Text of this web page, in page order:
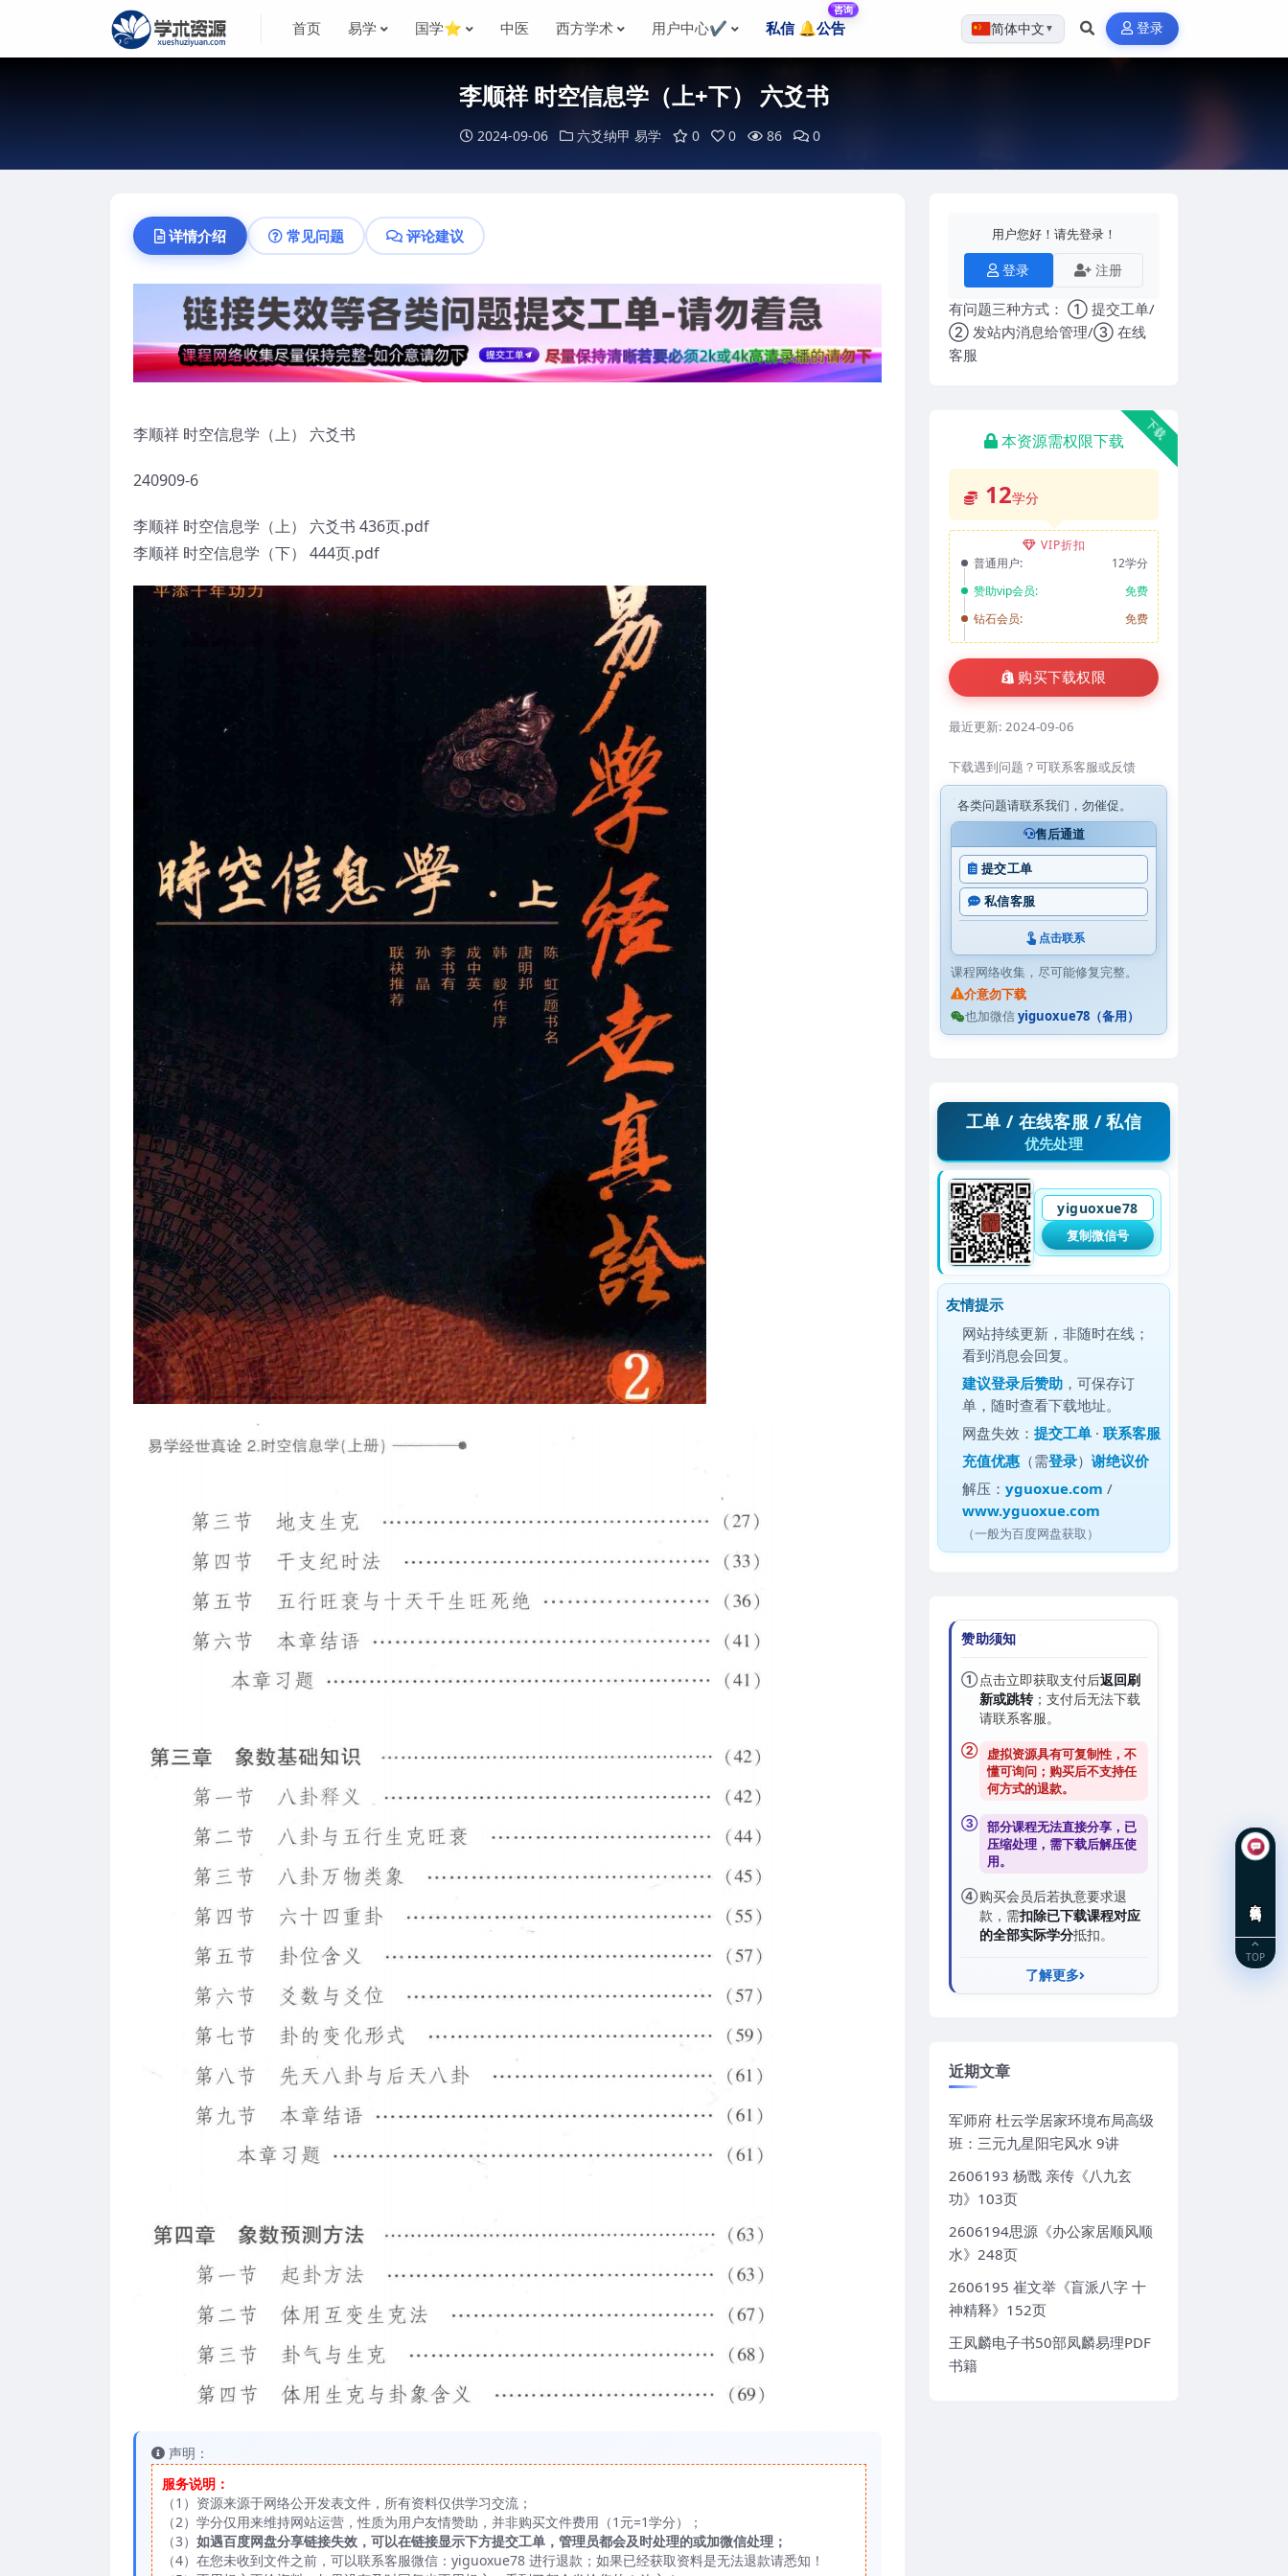
首页 易学 国学⭐ 中医 西方学术 用户中心✔️ 私信 🔔公告
咨询
简体中文 ▼ 登录
李顺祥 时空信息学（上+下） 六爻书
2024-09-06 六爻纳甲 易学 0 0 86 0
详情介绍 常见问题 评论建议
李顺祥 时空信息学（上） 六爻书
240909-6
李顺祥 时空信息学（上） 六爻书 436页.pdf
李顺祥 时空信息学（下） 444页.pdf
声明：
服务说明：
（1）资源来源于网络公开发表文件，所有资料仅供学习交流；
（2）学分仅用来维持网站运营，性质为用户友情赞助，并非购买文件费用（1元=1学分）；
（3） 如遇百度网盘分享链接失效，可以在链接显示下方提交工单，管理员都会及时处理的或加微信处理；
（4）在您未收到文件之前，可以联系客服微信：yiguoxue78 进行退款；如果已经获取资料是无法退款请悉知！
用户您好！请先登录！
登录 注册
有问题三种方式： ① 提交工单/
② 发站内消息给管理/③ 在线
客服
下载
本资源需权限下载
12学分
VIP折扣
普通用户:
12学分
赞助vip会员:
免费
钻石会员:
免费
购买下载权限
最近更新: 2024-09-06
下载遇到问题？可联系客服或反馈
各类问题请联系我们，勿催促。
售后通道
提交工单
私信客服
点击联系
课程网络收集，尽可能修复完整。
介意勿下载
也加微信yiguoxue78（备用）
工单 / 在线客服 / 私信
优先处理
yiguoxue78
复制微信号
友情提示
网站持续更新，非随时在线；
看到消息会回复。
建议登录后赞助 ，可保存订
单，随时查看下载地址。
网盘失效：提交工单 ·联系客服
充值优惠 （需登录）谢绝议价
解压：yguoxue.com /
www.yguoxue.com
（一般为百度网盘获取）
赞助须知
①点击立即获取支付后返回刷
新或跳转；支付后无法下载
请联系客服。
②
虚拟资源具有可复制性，不
懂可询问；购买后不支持任
何方式的退款。
③ 部分课程无法直接分享，已
压缩处理，需下载后解压使
用。
④购买会员后若执意要求退
款，需扣除已下载课程对应
的全部实际学分抵扣。
了解更多
近期文章
军师府 杜云学居家环境布局高级
班：三元九星阳宅风水 9讲
2606193 杨戬 亲传《八九玄
功》103页
2606194思源《办公家居顺风顺
水》248页
2606195 崔文举《盲派八字 十
神精释》152页
王凤麟电子书50部凤麟易理PDF
书籍
TOP